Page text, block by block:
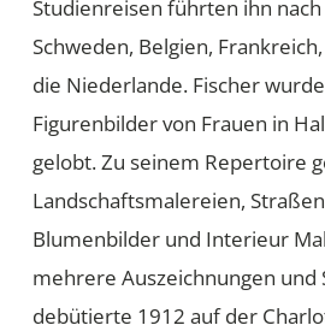
Studienreisen führten ihn
Schweden, Belgien,
die Niederlande. Fischer
Figurenbilder von Frauen in
gelobt. Zu seinem Repertoire
Landschaftsmalereien,
Blumenbilder und Interieur
mehrere Auszeichnungen und
debütierte 1912 auf der